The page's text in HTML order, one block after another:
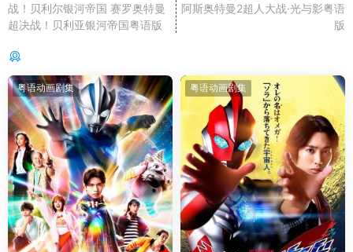
战！贝利尔银河帝国 赛罗奥特曼
超决战！贝利亚银河帝国粤语版
阿斯奥特曼2超人大战·光与影粤语
版
粤语动画剧集 粤语动画剧集